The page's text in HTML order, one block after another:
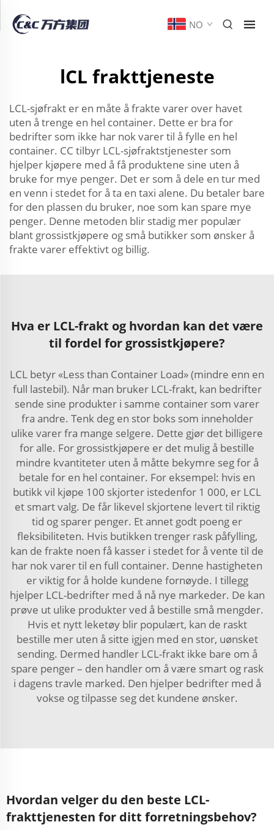
NO
lCL frakttjeneste
LCL-sjøfrakt er en måte å frakte varer over havet
uten å trenge en hel container. Dette er bra for
bedrifter som ikke har nok varer til å fylle en hel
container. CC tilbyr LCL-sjøfraktstjenester som
hjelper kjøpere med å få produktene sine uten å
bruke for mye penger. Det er som å dele en tur med
en venn i stedet for å ta en taxi alene. Du betaler bare
for den plassen du bruker, noe som kan spare mye
penger. Denne metoden blir stadig mer populær
blant grossistkjøpere og små butikker som ønsker å
frakte varer effektivt og billig.
Hva er LCL-frakt og hvordan kan det være
til fordel for grossistkjøpere?
LCL betyr «Less than Container Load» (mindre enn en
full lastebil). Når man bruker LCL-frakt, kan bedrifter
sende sine produkter i samme container som varer
fra andre. Tenk deg en stor boks som inneholder
ulike varer fra mange selgere. Dette gjør det billigere
for alle. For grossistkjøpere er det mulig å bestille
mindre kvantiteter uten å måtte bekymre seg for å
betale for en hel container. For eksempel: hvis en
butikk vil kjøpe 100 skjorter istedenfor 1 000, er LCL
et smart valg. De får likevel skjortene levert til riktig
tid og sparer penger. Et annet godt poeng er
fleksibiliteten. Hvis butikken trenger rask påfylling,
kan de frakte noen få kasser i stedet for å vente til de
har nok varer til en full container. Denne hastigheten
er viktig for å holde kundene fornøyde. I tillegg
hjelper LCL-bedrifter med å nå nye markeder. De kan
prøve ut ulike produkter ved å bestille små mengder.
Hvis et nytt leketøy blir populært, kan de raskt
bestille mer uten å sitte igjen med en stor, uønsket
sending. Dermed handler LCL-frakt ikke bare om å
spare penger – den handler om å være smart og rask
i dagens travle marked. Den hjelper bedrifter med å
vokse og tilpasse seg det kundene ønsker.
Hvordan velger du den beste LCL-
frakttjenesten for ditt forretningsbehov?